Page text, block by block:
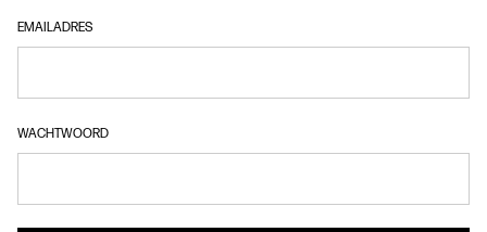
EMAILADRES
WACHTWOORD